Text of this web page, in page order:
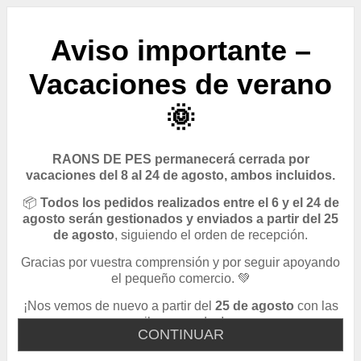
CONTINUAR
Aviso importante –
Vacaciones de verano
🌞
RAONS DE PES permanecerá cerrada por
vacaciones del 8 al 24 de agosto, ambos incluidos.
📦 Todos los pedidos realizados entre el 6 y el 24 de
agosto serán gestionados y enviados a partir del 25
de agosto, siguiendo el orden de recepción.
Gracias por vuestra comprensión y por seguir apoyando
el pequeño comercio. 💚
¡Nos vemos de nuevo a partir del 25 de agosto con las
pilas cargadas!